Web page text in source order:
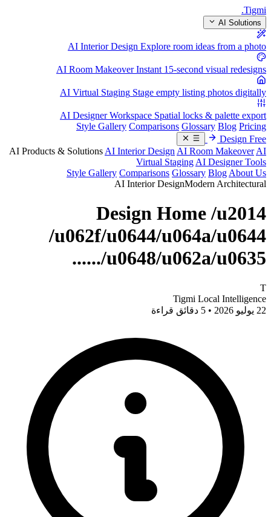
Tigmi
.
AI Solutions
AI Interior Design Explore room ideas from a photo
AI Room Makeover Instant 15-second visual redesigns
AI Virtual Staging Stage empty listing photos digitally
AI Designer Workspace Spatial locks & palette export
Style Gallery Comparisons Glossary Blog Pricing
Design Free
AI Products & Solutions AI Interior Design AI Room Makeover AI
Virtual Staging AI Designer Tools
Style Gallery Comparisons Glossary Blog About Us
AI Interior DesignModern Architectural
Design Home /u2014
/u062f/u0644/u064a/u0644
/u0648/u062a/u0635......
T
Tigmi Local Intelligence
22 يوليو 2026 • 5 دقائق قراءة